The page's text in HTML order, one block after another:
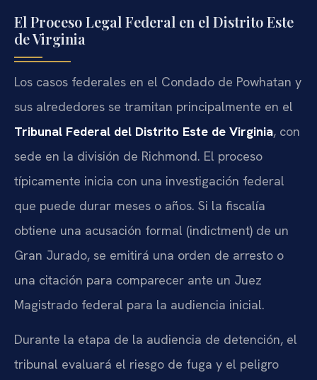
El Proceso Legal Federal en el Distrito Este
de Virginia
Los casos federales en el Condado de Powhatan y
sus alrededores se tramitan principalmente en el
Tribunal Federal del Distrito Este de Virginia, con
sede en la división de Richmond. El proceso
típicamente inicia con una investigación federal
que puede durar meses o años. Si la fiscalía
obtiene una acusación formal (indictment) de un
Gran Jurado, se emitirá una orden de arresto o
una citación para comparecer ante un Juez
Magistrado federal para la audiencia inicial.
Durante la etapa de la audiencia de detención, el
tribunal evaluará el riesgo de fuga y el peligro